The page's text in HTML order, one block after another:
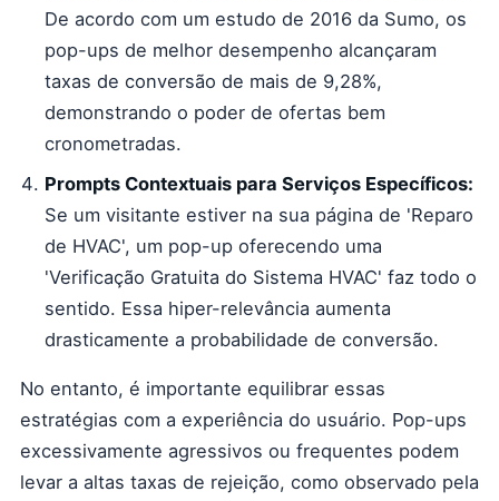
De acordo com um estudo de 2016 da Sumo, os
pop-ups de melhor desempenho alcançaram
taxas de conversão de mais de 9,28%,
demonstrando o poder de ofertas bem
cronometradas.
Prompts Contextuais para Serviços Específicos:
Se um visitante estiver na sua página de 'Reparo
de HVAC', um pop-up oferecendo uma
'Verificação Gratuita do Sistema HVAC' faz todo o
sentido. Essa hiper-relevância aumenta
drasticamente a probabilidade de conversão.
No entanto, é importante equilibrar essas
estratégias com a experiência do usuário. Pop-ups
excessivamente agressivos ou frequentes podem
levar a altas taxas de rejeição, como observado pela